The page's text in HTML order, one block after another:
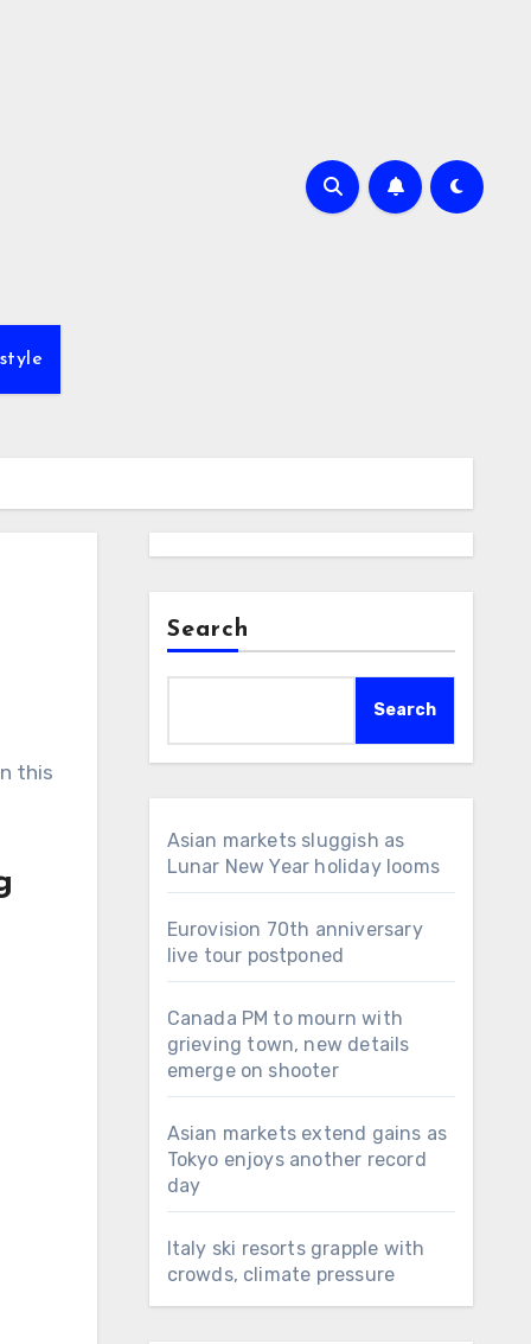
this
Search
Search
Asian markets sluggish as
Lunar New Year holiday looms
Eurovision 70th anniversary
live tour postponed
Canada PM to mourn with
grieving town, new details
emerge on shooter
Asian markets extend gains as
Tokyo enjoys another record
day
Italy ski resorts grapple with
crowds, climate pressure